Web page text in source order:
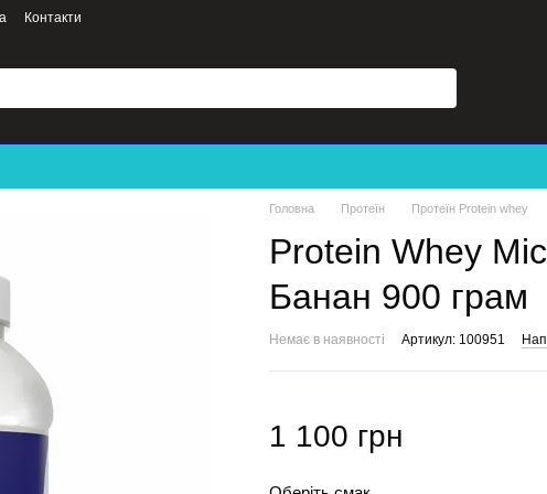
Контакти
Головна Протеїн Протеїн Protein whey
Protein Whey
Банан 900 грам
Немає в наявності Артикул: 100951
1 100 грн